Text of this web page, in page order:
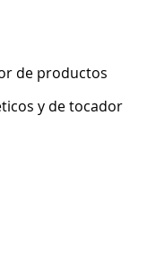
de productos
y de tocador